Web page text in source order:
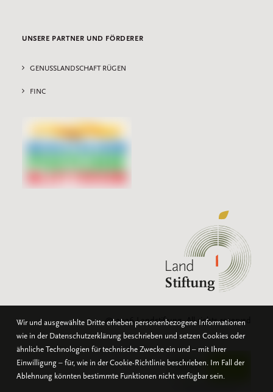
UNSERE PARTNER UND FÖRDERER
GENUSSLANDSCHAFT RÜGEN
FINC
© 2026 Landstiftung.All rights reserved
Wir und ausgewählte Dritte erheben personenbezogene Informationen
wie in der Datenschutzerklärung beschrieben und setzen Cookies oder
ähnliche Technologien für technische Zwecke ein und – mit Ihrer
Einwilligung – für, wie in der Cookie-Richtlinie beschrieben. Im Fall der
Ablehnung könnten bestimmte Funktionen nicht verfügbar sein.